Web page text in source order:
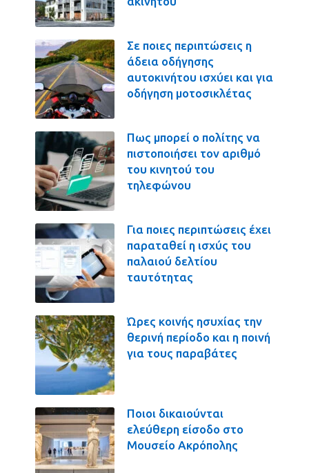
Σε ποιες περιπτώσεις η
άδεια οδήγησης
αυτοκινήτου ισχύει και για
οδήγηση μοτοσικλέτας
Πως μπορεί ο πολίτης να
πιστοποιήσει τον αριθμό
του κινητού του
τηλεφώνου
Για ποιες περιπτώσεις έχει
παραταθεί η ισχύς του
παλαιού δελτίου
ταυτότητας
Ώρες κοινής ησυχίας την
θερινή περίοδο και η ποινή
για τους παραβάτες
Ποιοι δικαιούνται
ελεύθερη είσοδο στο
Μουσείο Ακρόπολης